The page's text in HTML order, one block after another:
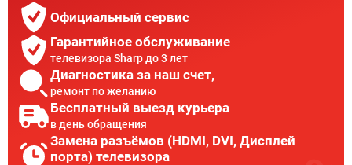
Официальный сервис
Гарантийное обслуживание
телевизора Sharp до 3 лет
Диагностика за наш счет,
ремонт по желанию
Бесплатный выезд курьера
в день обращения
Замена разъёмов (HDMI, DVI, Дисплей
порта) телевизора